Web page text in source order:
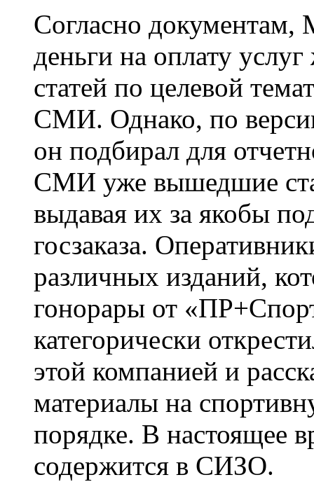
Согласно документам,
деньги на оплату
статей по целевой
СМИ. Однако, по
он подбирал для
СМИ уже вышедшие
выдавая их за якобы
госзаказа.
различных изданий,
гонорары от
категорически
этой компанией и
материалы на
порядке. В настоящее
содержится в СИЗО.